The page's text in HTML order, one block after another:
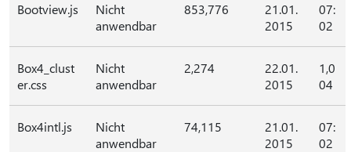
Bootview.js
Nicht
anwendbar
853,776
21.01.
2015
07:
02
Box4_clust
er.css
Nicht
anwendbar
2,274
22.01.
2015
1,0
04
Box4intl.js
Nicht
anwendbar
74,115
21.01.
2015
07:
02